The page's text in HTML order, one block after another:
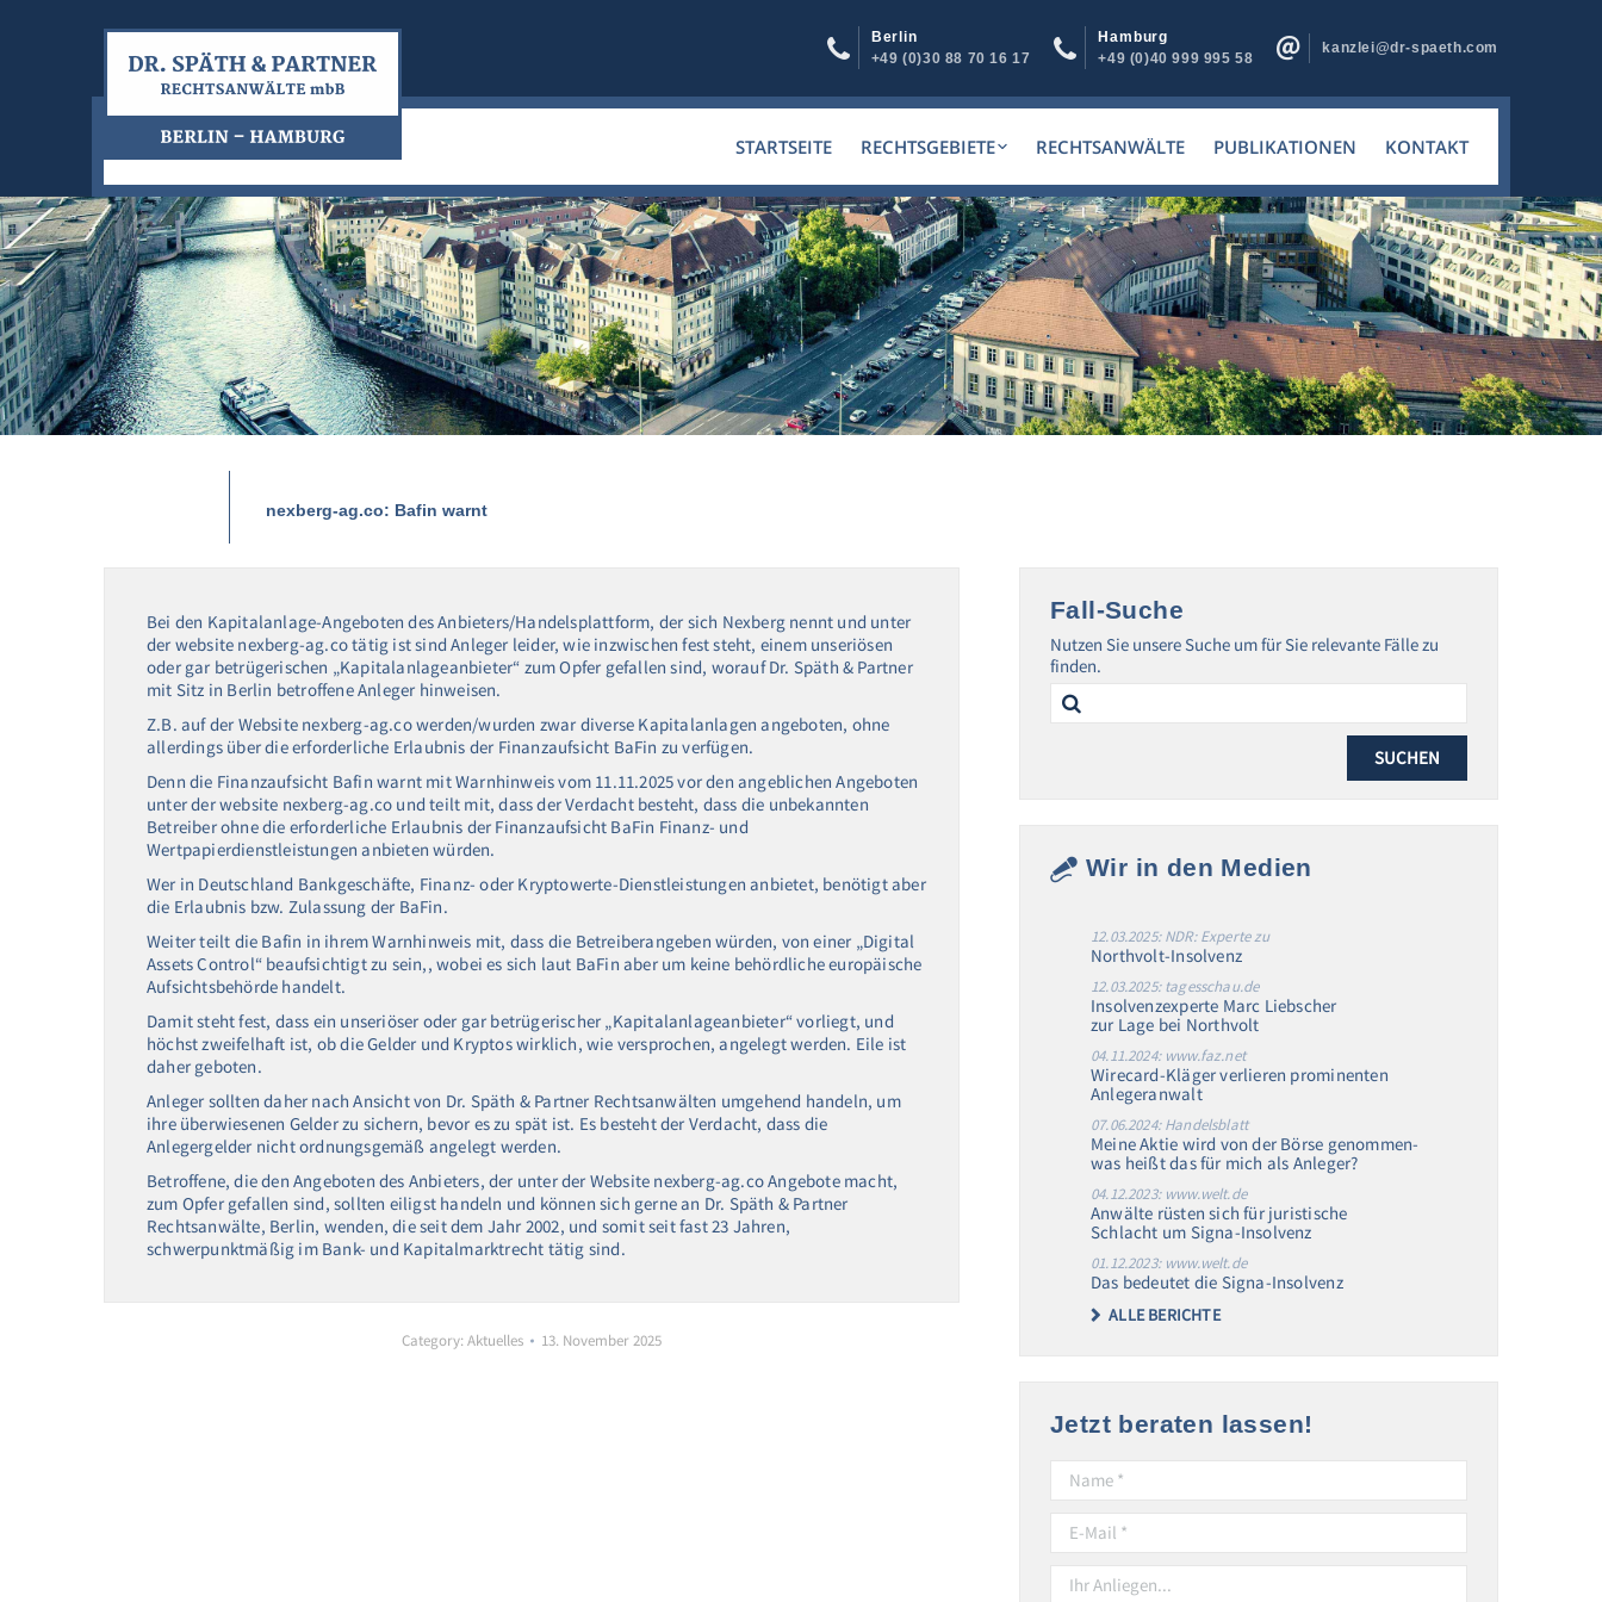
Berlin
+49 (0)30 88 70 16 17
Hamburg
+49 (0)40 999 995 58
kanzlei@dr-spaeth.com
STARTSEITE RECHTSGEBIETE RECHTSANWÄLTE PUBLIKATIONEN KONTAKT
nexberg-ag.co: Bafin warnt
Bei den Kapitalanlage-Angeboten des Anbieters/Handelsplattform, der sich Nexberg nennt und unter
der website nexberg-ag.co tätig ist sind Anleger leider, wie inzwischen fest steht, einem unseriösen
oder gar betrügerischen „Kapitalanlageanbieter“ zum Opfer gefallen sind, worauf Dr. Späth & Partner
mit Sitz in Berlin betroffene Anleger hinweisen.
Z.B. auf der Website nexberg-ag.co werden/wurden zwar diverse Kapitalanlagen angeboten, ohne
allerdings über die erforderliche Erlaubnis der Finanzaufsicht BaFin zu verfügen.
Denn die Finanzaufsicht Bafin warnt mit Warnhinweis vom 11.11.2025 vor den angeblichen Angeboten
unter der website nexberg-ag.co und teilt mit, dass der Verdacht besteht, dass die unbekannten
Betreiber ohne die erforderliche Erlaubnis der Finanzaufsicht BaFin Finanz- und
Wertpapierdienstleistungen anbieten würden.
Wer in Deutschland Bankgeschäfte, Finanz- oder Kryptowerte-Dienstleistungen anbietet, benötigt aber
die Erlaubnis bzw. Zulassung der BaFin.
Weiter teilt die Bafin in ihrem Warnhinweis mit, dass die Betreiberangeben würden, von einer „Digital
Assets Control“ beaufsichtigt zu sein,, wobei es sich laut BaFin aber um keine behördliche europäische
Aufsichtsbehörde handelt.
Damit steht fest, dass ein unseriöser oder gar betrügerischer „Kapitalanlageanbieter“ vorliegt, und
höchst zweifelhaft ist, ob die Gelder und Kryptos wirklich, wie versprochen, angelegt werden. Eile ist
daher geboten.
Anleger sollten daher nach Ansicht von Dr. Späth & Partner Rechtsanwälten umgehend handeln, um
ihre überwiesenen Gelder zu sichern, bevor es zu spät ist. Es besteht der Verdacht, dass die
Anlegergelder nicht ordnungsgemäß angelegt werden.
Betroffene, die den Angeboten des Anbieters, der unter der Website nexberg-ag.co Angebote macht,
zum Opfer gefallen sind, sollten eiligst handeln und können sich gerne an Dr. Späth & Partner
Rechtsanwälte, Berlin, wenden, die seit dem Jahr 2002, und somit seit fast 23 Jahren,
schwerpunktmäßig im Bank- und Kapitalmarktrecht tätig sind.
Category:Aktuelles 13. November 2025
Fall-Suche
Nutzen Sie unsere Suche um für Sie relevante Fälle zu
finden.
Search
for:
Wir in den Medien
12.03.2025: NDR: Experte zu
Northvolt-Insolvenz
12.03.2025: tagesschau.de
Insolvenzexperte Marc Liebscher
zur Lage bei Northvolt
04.11.2024: www.faz.net
Wirecard-Kläger verlieren prominenten
Anlegeranwalt
07.06.2024: Handelsblatt
Meine Aktie wird von der Börse genommen-
was heißt das für mich als Anleger?
04.12.2023: www.welt.de
Anwälte rüsten sich für juristische
Schlacht um Signa-Insolvenz
01.12.2023: www.welt.de
Das bedeutet die Signa-Insolvenz
ALLE BERICHTE
Jetzt beraten lassen!